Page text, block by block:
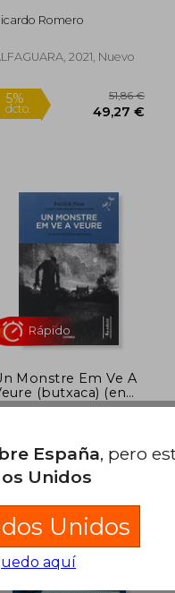
5%
dcto.
dcto.
Rápido
Romero
2021, Nuevo
Monstre Em Ve A
(butxaca) (en
LLIBRES COOP.
V., Tapa Blanda, Nuevo
España, pero
Unidos
Unidos
aquí